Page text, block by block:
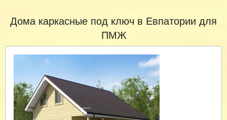
Дома каркасные под ключ в Евпатории для
ПМЖ